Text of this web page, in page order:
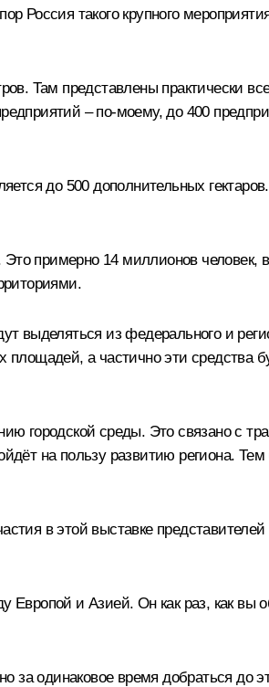
Россия такого крупного
Там представлены практически
– по-моему, до 400
до 500 дополнительных
примерно 14 миллионов человек,
выделяться из федерального и
а частично эти средства
городской среды. Это связано с
на пользу развитию региона. Тем
в этой выставке
Европой и Азией. Он как раз, как вы
за одинаковое время добраться до